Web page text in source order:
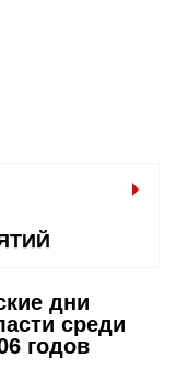
дни
среди
годов